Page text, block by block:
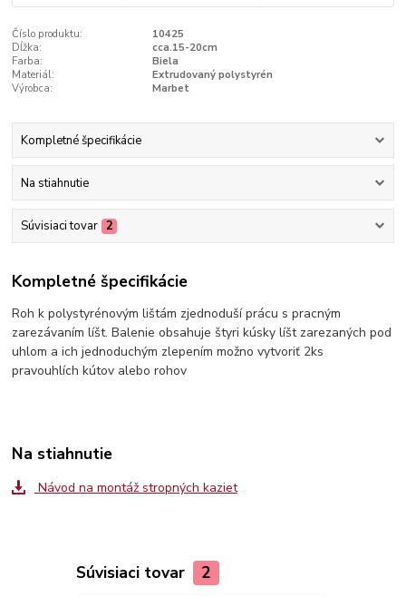
Číslo produktu:
10425
Dĺžka:
cca.15-20cm
Farba:
Biela
Materiál:
Extrudovaný polystyrén
Výrobca:
Marbet
Kompletné špecifikácie
Na stiahnutie
Súvisiaci tovar 2
Kompletné špecifikácie
Roh k polystyrénovým lištám zjednoduší prácu s pracným
zarezávaním líšt. Balenie obsahuje štyri kúsky líšt zarezaných pod
uhlom a ich jednoduchým zlepením možno vytvoriť 2ks
pravouhlích kútov alebo rohov
Na stiahnutie
Návod na montáž stropných kaziet
Súvisiaci tovar 2